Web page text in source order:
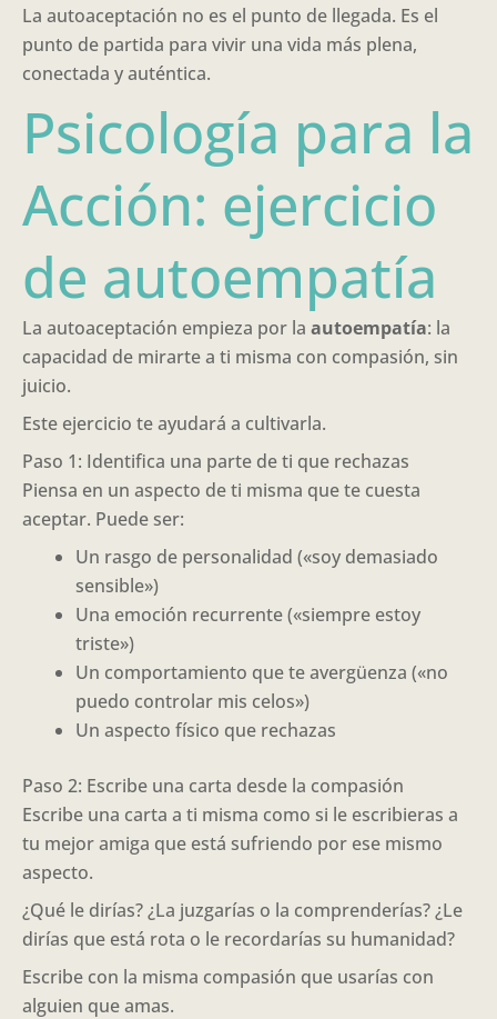
La autoaceptación no es el punto de llegada. Es el
punto de partida para vivir una vida más plena,
conectada y auténtica.
Psicología para la
Acción: ejercicio
de autoempatía
La autoaceptación empieza por la autoempatía: la
capacidad de mirarte a ti misma con compasión, sin
juicio.
Este ejercicio te ayudará a cultivarla.
Paso 1: Identifica una parte de ti que rechazas
Piensa en un aspecto de ti misma que te cuesta
aceptar. Puede ser:
Un rasgo de personalidad («soy demasiado
sensible»)
Una emoción recurrente («siempre estoy
triste»)
Un comportamiento que te avergüenza («no
puedo controlar mis celos»)
Un aspecto físico que rechazas
Paso 2: Escribe una carta desde la compasión
Escribe una carta a ti misma como si le escribieras a
tu mejor amiga que está sufriendo por ese mismo
aspecto.
¿Qué le dirías? ¿La juzgarías o la comprenderías? ¿Le
dirías que está rota o le recordarías su humanidad?
Escribe con la misma compasión que usarías con
alguien que amas.